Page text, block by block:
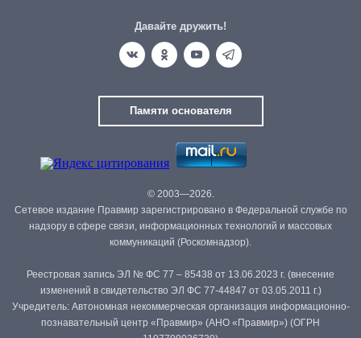
Давайте дружить!
Памяти основателя
© 2003—2026.
Сетевое издание Правмир зарегистрировано в Федеральной службе по
надзору в сфере связи, информационных технологий и массовых
коммуникаций (Роскомнадзор).
Реестровая запись ЭЛ № ФС 77 – 85438 от 13.06.2023 г. (внесение
изменений в свидетельство ЭЛ ФС 77-44847 от 03.05.2011 г.)
Учредитель: Автономная некоммерческая организация информационно-
познавательный центр «Правмир» (АНО «Правмир») (ОГРН